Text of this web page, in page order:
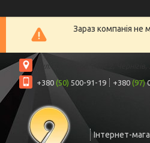
Зараз компанія не
вул. Шрага, 6а, офіс 2, Чернігів,
+380 (50) 500-91-19 +380 (97)
Інтернет-